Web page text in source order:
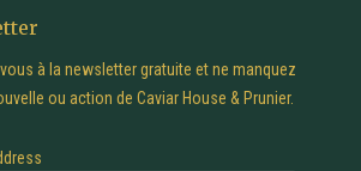
à la newsletter gratuite et ne manquez
ou action de Caviar House & Prunier.